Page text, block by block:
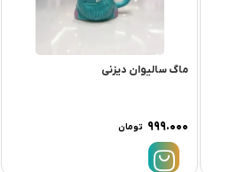
ماگ سالیوان دیزنی
۹۹۹.۰۰۰ تومان